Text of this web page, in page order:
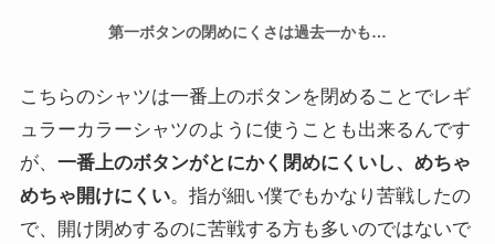
第一ボタンの閉めにくさは過去一かも…
こちらのシャツは一番上のボタンを閉めることでレギ
ュラーカラーシャツのように使うことも出来るんです
が、 一番上のボタンがとにかく閉めにくいし、めちゃ
めちゃ開けにくい。指が細い僕でもかなり苦戦したの
で、開け閉めするのに苦戦する方も多いのではないで